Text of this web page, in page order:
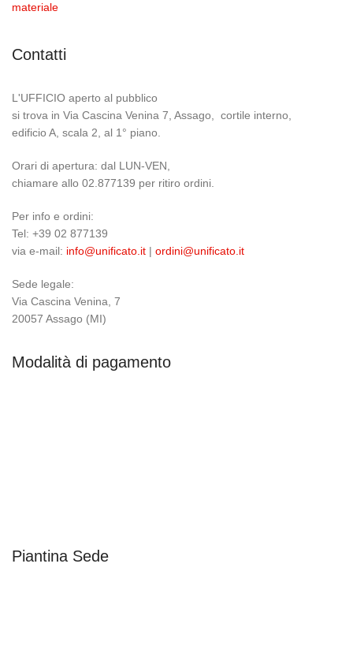
materiale
Contatti
L'UFFICIO aperto al pubblico
si trova in Via Cascina Venina 7, Assago, cortile interno,
edificio A, scala 2, al 1° piano.
Orari di apertura: dal LUN-VEN,
chiamare allo 02.877139 per ritiro ordini.
Per info e ordini:
Tel: +39 02 877139
via e-mail: info@unificato.it | ordini@unificato.it
Sede legale:
Via Cascina Venina, 7
20057 Assago (MI)
Modalità di pagamento
Piantina Sede